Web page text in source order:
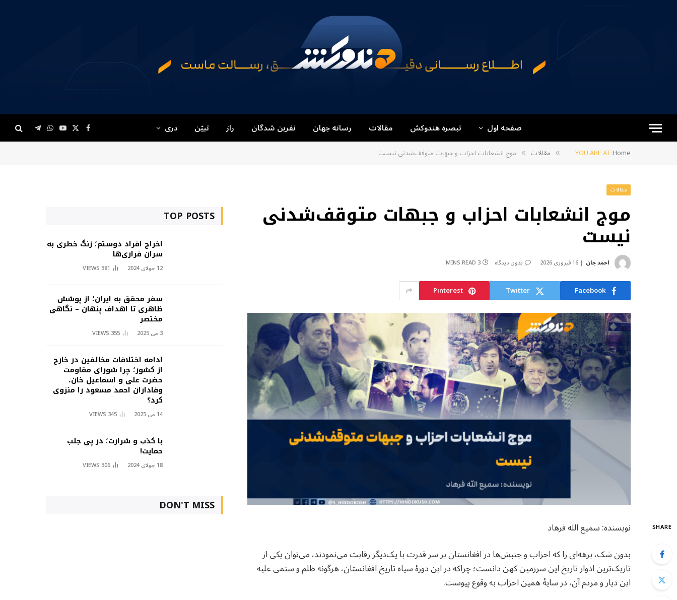
صفحه اول تبصره هندوکش مقالات رسانه جهان نفرین شدگان راز تبیّن دری Facebook
X
(Twitter)
YouTube
WhatsApp
Telegram
YOU ARE AT:Home
» مقالات » موج انشعابات احزاب و جبهات متوقف‌شدنی نیست
مقالات
موج انشعابات احزاب و جبهات متوقف‌شدنی
نیست
احمد جان 16 فبروری 2026 بدون دیدگاه 3 MINS READ
Facebook
Twitter
Pinterest
SHARE
نویسنده: سميع الله فرهاد
بدون شک، برهه‌ای را که احزاب و جنبش‌ها در افغانستان بر سر قدرت با یک‌دیگر رقابت می‌نمودند، می‌توان یکی از
تاریک‌ترین ادوار تاریخ این سرزمین کهن دانست؛ چراکه در این دورهٔ سیاه تاریخ افغانستان، هرگونه ظلم و ستمی علیه
این دیار و مردم آن، در سایهٔ همین احزاب به وقوع پیوست.
TOP POSTS
اخراج افراد دوستم؛ زنگ خطری به
سران فراری‌ها
12 جولای 2024 381
VIEWS
سفر محقق به ایران؛ از پوشش
ظاهری تا اهداف پنهان – نگاهی
مختصر
3 می 2025 355
VIEWS
ادامه اختلافات مخالفین در خارج
از کشور؛ چرا شورای مقاومت
حضرت علی و اسماعیل خان،
وفاداران احمد مسعود را منزوی
کرد؟
14 می 2025 345
VIEWS
با کذب و شرارت؛ در پی جلب
حمایت!
18 جولای 2024 306
VIEWS
DON'T MISS